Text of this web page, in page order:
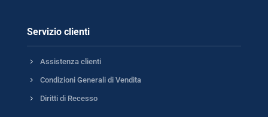
Servizio clienti
5 Assistenza clienti
5 Condizioni Generali di Vendita
5 Diritti di Recesso